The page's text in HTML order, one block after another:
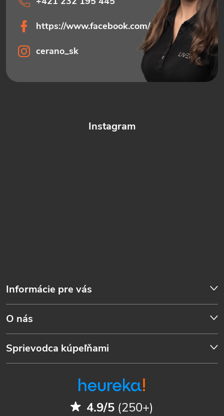
Instagram
Informácie pre vás
O nás
Sprievodca kúpeľňami
https://www.facebook.com/ceranosk
cerano_sk
4.9/5 (250+)